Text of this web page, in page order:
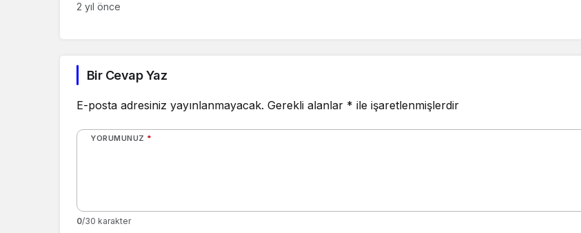
Savunma Sistemini Kuracak
2 yıl önce
Bir Cevap Yaz
E-posta adresiniz yayınlanmayacak. Gerekli alanlar * ile işaretlenmişlerdir
YORUMUNUZ *
0/30 karakter